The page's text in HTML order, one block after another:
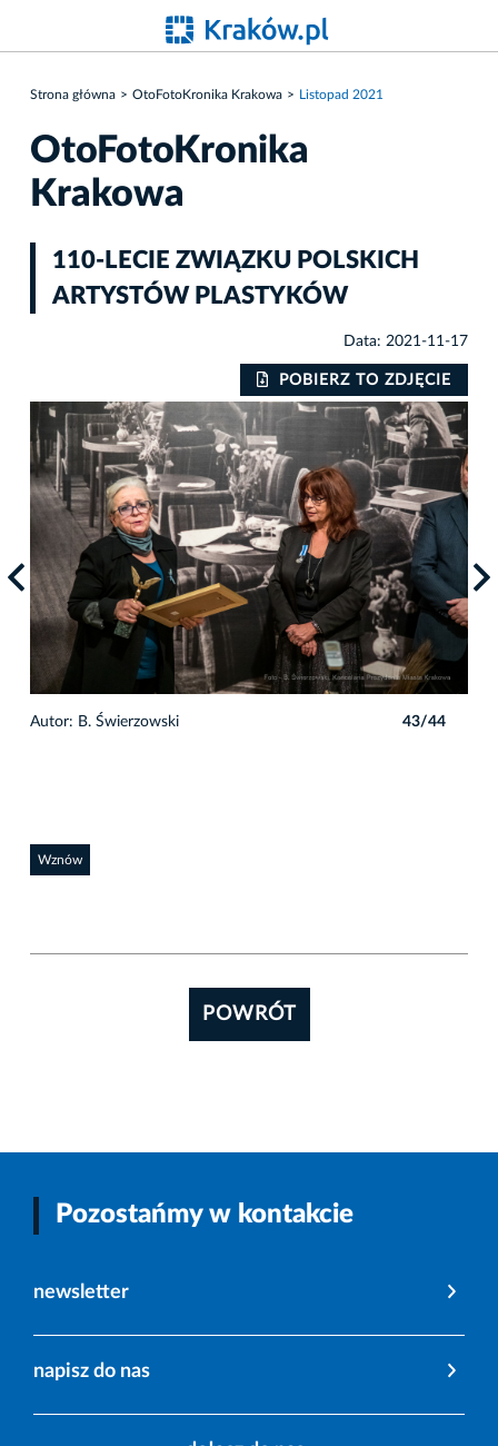
Strona główna OtoFotoKronika Krakowa Listopad 2021
OtoFotoKronika
Krakowa
110-LECIE ZWIĄZKU POLSKICH
ARTYSTÓW PLASTYKÓW
Data: 2021-11-17
POBIERZ TO ZDJĘCIE
Autor: B. Świerzowski 43/44
Wznów
POWRÓT
Pozostańmy w kontakcie
newsletter
napisz do nas